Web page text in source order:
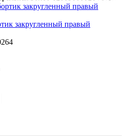
закругленный правый